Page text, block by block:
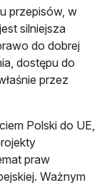
przepisów, w
silniejsza
do dobrej
dostępu do
przez
Polski do UE,
praw
Ważnym